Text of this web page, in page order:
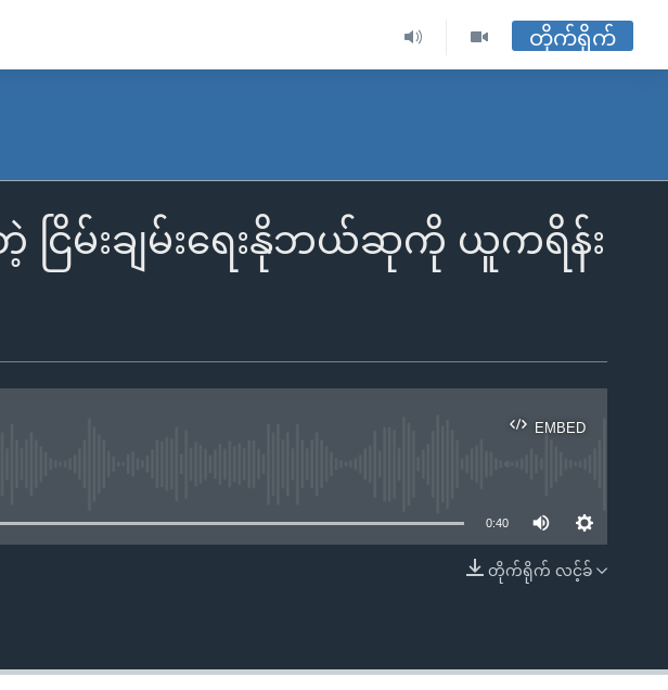
တိုက်ရိုက်
ြိမ်းချမ်းရေးနိုဘယ်ဆုကို ယူကရိန်း
EMBED
EMBED
0:40
တိုက်ရိုက် လင့်ခ်